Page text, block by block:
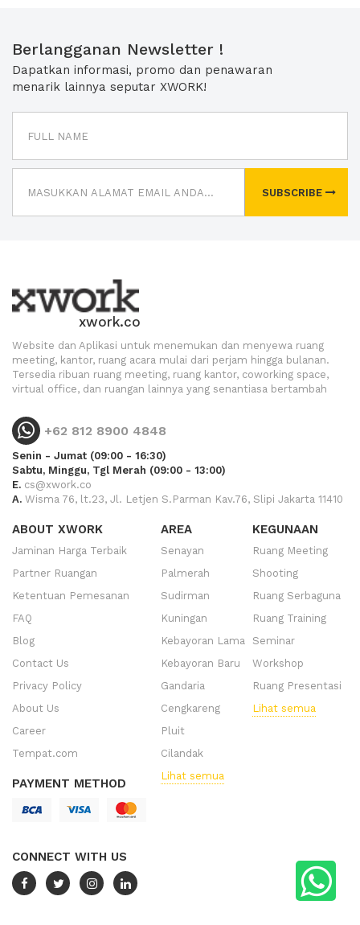
Berlangganan Newsletter !
Dapatkan informasi, promo dan penawaran
menarik lainnya seputar XWORK!
SUBSCRIBE
xwork.co
Website dan Aplikasi untuk menemukan dan menyewa ruang
meeting, kantor, ruang acara mulai dari perjam hingga bulanan.
Tersedia ribuan ruang meeting, ruang kantor, coworking space,
virtual office, dan ruangan lainnya yang senantiasa bertambah
+62 812 8900 4848
Senin - Jumat (09:00 - 16:30)
Sabtu, Minggu, Tgl Merah (09:00 - 13:00)
E. cs@xwork.co
A. Wisma 76, lt.23, Jl. Letjen S.Parman Kav.76, Slipi Jakarta 11410
ABOUT XWORK
Jaminan Harga Terbaik
Partner Ruangan
Ketentuan Pemesanan
FAQ
Blog
Contact Us
Privacy Policy
About Us
Career
Tempat.com
PAYMENT METHOD
CONNECT WITH US
AREA
Senayan
Palmerah
Sudirman
Kuningan
Kebayoran Lama
Kebayoran Baru
Gandaria
Cengkareng
Pluit
Cilandak
Lihat semua
KEGUNAAN
Ruang Meeting
Shooting
Ruang Serbaguna
Ruang Training
Seminar
Workshop
Ruang Presentasi
Lihat semua